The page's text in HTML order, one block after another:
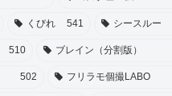
くびれ 541 シースルー
510 ブレイン（分割版）
502 フリラモ個撮LABO